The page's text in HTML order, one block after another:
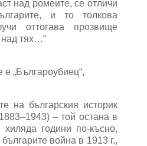
над ромеите, се отличи
и то толкова
оттогава прозвище
тях…“
„Българоубиец“,
на българския историк
– той остана в
хиляда години по-късно,
война в 1913 г.,